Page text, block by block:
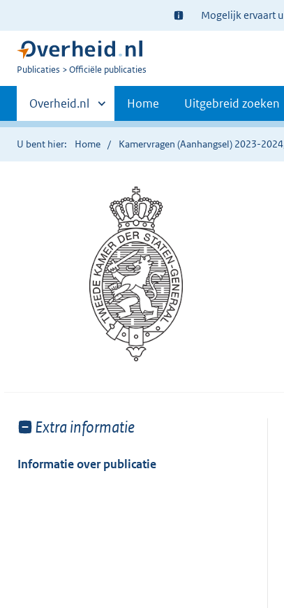
Ter
informatie:
Mogelijk ervaart
U
Publicaties Officiële publicaties
Primaire
navigatie
Andere
sites
binnen
Overheid.nl Home Uitgebreid zoeken
U bent hier: Home Kamervragen (Aanhangsel) 2023-
Toon
van:
Extra informatie
Informatie over publicatie